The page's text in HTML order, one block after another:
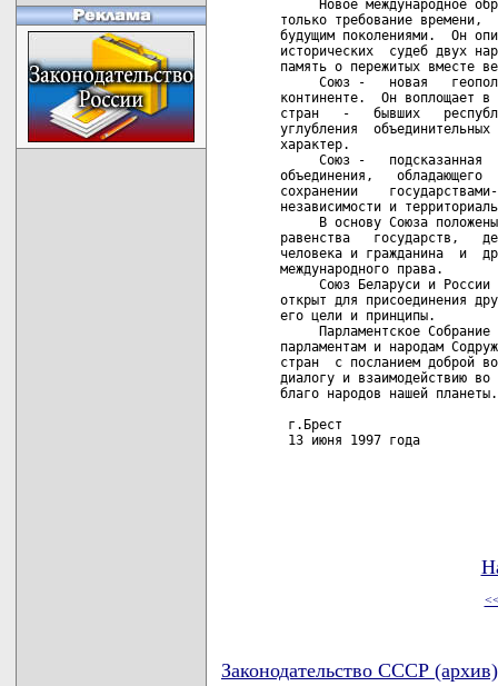
Новое международное
только требование
будущим поколениями.  Он
исторических  судеб двух
память о пережитых вместе
Союз -   новая
континенте.  Он воплощает в
стран   -   бывших
углубления
характер.
Союз -   подсказанная
объединения,   обладающего
сохранении
независимости и
В основу Союза
равенства   государств,
человека и гражданина  и
международного права.
Союз Беларуси и России
открыт для присоединения
его цели и принципы.
Парламентское Собрание
парламентам и народам
стран  с посланием доброй
диалогу и взаимодействию
благо народов нашей планеты.
г.Брест
13 июня 1997 года
Законодательство СССР (архив)